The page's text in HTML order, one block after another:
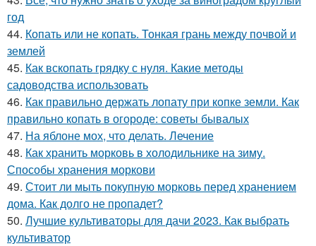
год
44. Копать или не копать. Тонкая грань между почвой и
землей
45. Как вскопать грядку с нуля. Какие методы
садоводства использовать
46. Как правильно держать лопату при копке земли. Как
правильно копать в огороде: советы бывалых
47. На яблоне мох, что делать. Лечение
48. Как хранить морковь в холодильнике на зиму.
Способы хранения моркови
49. Стоит ли мыть покупную морковь перед хранением
дома. Как долго не пропадет?
50. Лучшие культиваторы для дачи 2023. Как выбрать
культиватор